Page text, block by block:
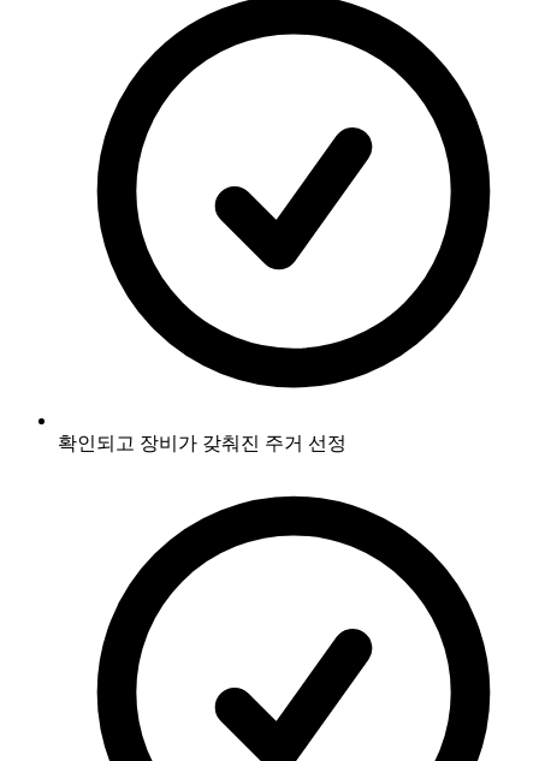
확인되고 장비가 갖춰진 주거 선정